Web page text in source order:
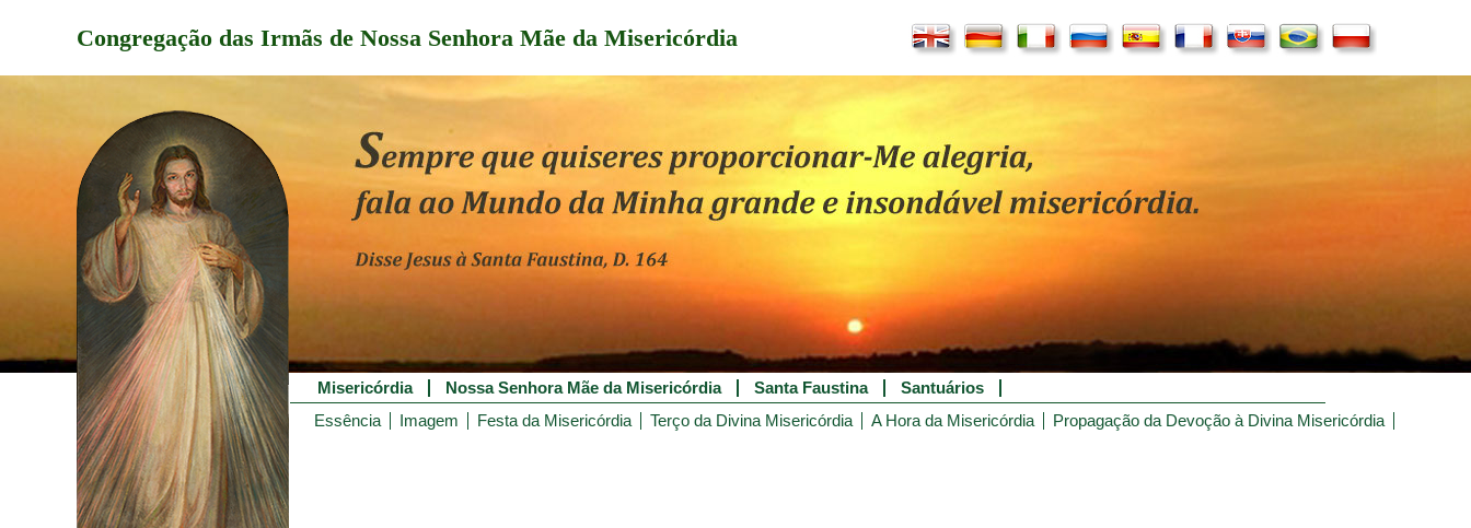
Congregação das Irmãs de Nossa Senhora Mãe da Misericórdia
Misericórdia Nossa Senhora Mãe da Misericórdia Santa Faustina
Santuários
Essência
Imagem Festa da Misericórdia Terço da Divina Misericórdia A Hora da Misericórdia Propagação da Devoção à Divina Misericórdia